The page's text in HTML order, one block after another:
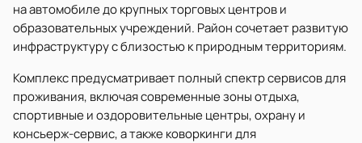
на автомобиле до крупных торговых центров и
образовательных учреждений. Район сочетает развитую
инфраструктуру с близостью к природным территориям.
Комплекс предусматривает полный спектр сервисов для
проживания, включая современные зоны отдыха,
спортивные и оздоровительные центры, охрану и
консьерж-сервис, а также коворкинги для